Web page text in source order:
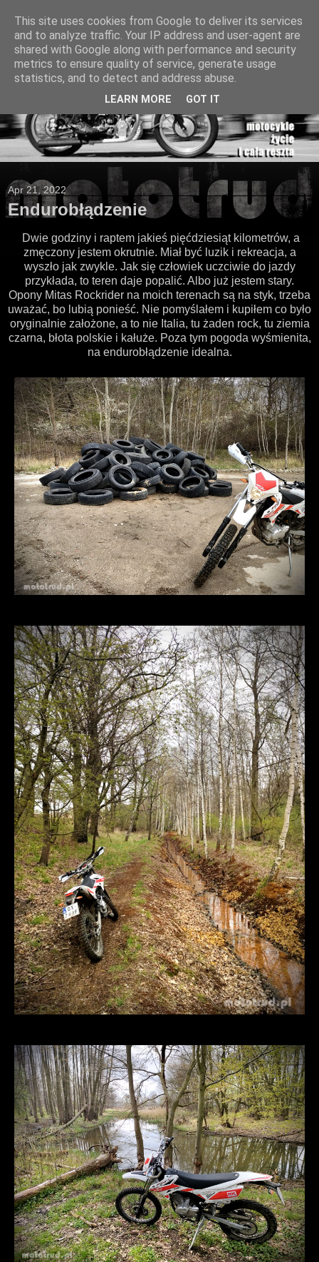
Apr 21, 2022
Endurobłądzenie
Dwie godziny i raptem jakieś pięćdziesiąt kilometrów, a
zmęczony jestem okrutnie. Miał być luzik i rekreacja, a
wyszło jak zwykle. Jak się człowiek uczciwie do jazdy
przykłada, to teren daje popalić. Albo już jestem stary.
Opony Mitas Rockrider na moich terenach są na styk, trzeba
uważać, bo lubią ponieść. Nie pomyślałem i kupiłem co było
oryginalnie założone, a to nie Italia, tu żaden rock, tu ziemia
czarna, błota polskie i kałuże. Poza tym pogoda wyśmienita,
na endurobłądzenie idealna.
This site uses cookies from Google to deliver its services
and to analyze traffic. Your IP address and user-agent are
shared with Google along with performance and security
metrics to ensure quality of service, generate usage
statistics, and to detect and address abuse.
LEARN MORE GOT IT